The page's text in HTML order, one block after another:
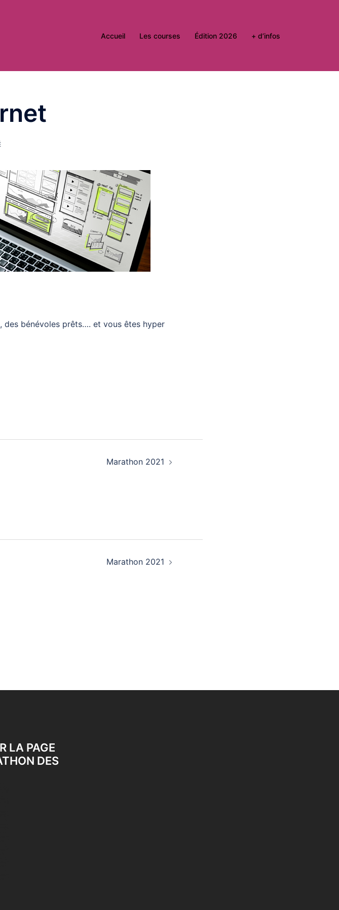
Accueil Les courses Édition 2026 + d’infos
bénévoles prêts…. et vous êtes hyper
Marathon 2021
Marathon 2021
LA PAGE
DES